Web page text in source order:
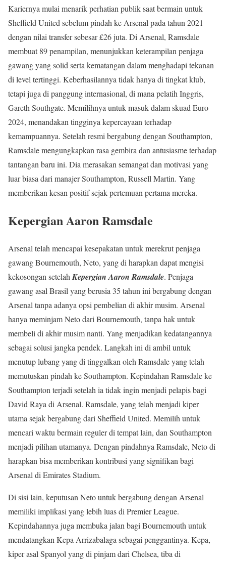
Kariernya mulai menarik perhatian publik saat bermain untuk
Sheffield United sebelum pindah ke Arsenal pada tahun 2021
dengan nilai transfer sebesar £26 juta. Di Arsenal, Ramsdale
membuat 89 penampilan, menunjukkan keterampilan penjaga
gawang yang solid serta kematangan dalam menghadapi tekanan
di level tertinggi. Keberhasilannya tidak hanya di tingkat klub,
tetapi juga di panggung internasional, di mana pelatih Inggris,
Gareth Southgate. Memilihnya untuk masuk dalam skuad Euro
2024, menandakan tingginya kepercayaan terhadap
kemampuannya. Setelah resmi bergabung dengan Southampton,
Ramsdale mengungkapkan rasa gembira dan antusiasme terhadap
tantangan baru ini. Dia merasakan semangat dan motivasi yang
luar biasa dari manajer Southampton, Russell Martin. Yang
memberikan kesan positif sejak pertemuan pertama mereka.
Kepergian Aaron Ramsdale
Arsenal telah mencapai kesepakatan untuk merekrut penjaga
gawang Bournemouth, Neto, yang di harapkan dapat mengisi
kekosongan setelah Kepergian Aaron Ramsdale. Penjaga
gawang asal Brasil yang berusia 35 tahun ini bergabung dengan
Arsenal tanpa adanya opsi pembelian di akhir musim. Arsenal
hanya meminjam Neto dari Bournemouth, tanpa hak untuk
membeli di akhir musim nanti. Yang menjadikan kedatangannya
sebagai solusi jangka pendek. Langkah ini di ambil untuk
menutup lubang yang di tinggalkan oleh Ramsdale yang telah
memutuskan pindah ke Southampton. Kepindahan Ramsdale ke
Southampton terjadi setelah ia tidak ingin menjadi pelapis bagi
David Raya di Arsenal. Ramsdale, yang telah menjadi kiper
utama sejak bergabung dari Sheffield United. Memilih untuk
mencari waktu bermain reguler di tempat lain, dan Southampton
menjadi pilihan utamanya. Dengan pindahnya Ramsdale, Neto di
harapkan bisa memberikan kontribusi yang signifikan bagi
Arsenal di Emirates Stadium.
Di sisi lain, keputusan Neto untuk bergabung dengan Arsenal
memiliki implikasi yang lebih luas di Premier League.
Kepindahannya juga membuka jalan bagi Bournemouth untuk
mendatangkan Kepa Arrizabalaga sebagai penggantinya. Kepa,
kiper asal Spanyol yang di pinjam dari Chelsea, tiba di